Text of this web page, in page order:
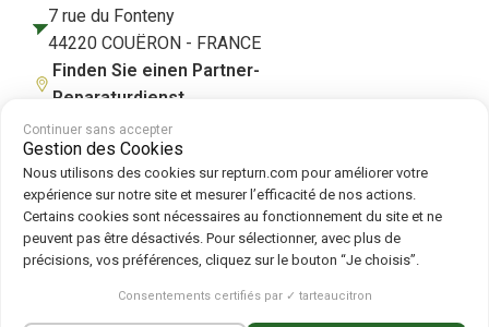
7 rue du Fonteny
44220 COUËRON - FRANCE
Finden Sie einen Partner-
Reparaturdienst
AGB|Impressum|Datenschutzerklärung|Cookies|Cookie-Richtlinie
Folgen Sie uns auf :
Repturn 2026
Continuer sans accepter
Gestion des Cookies
Nous utilisons des cookies sur repturn.com pour améliorer votre
expérience sur notre site et mesurer l’efficacité de nos actions.
Certains cookies sont nécessaires au fonctionnement du site et ne
peuvent pas être désactivés. Pour sélectionner, avec plus de
précisions, vos préférences, cliquez sur le bouton “Je choisis”.
Consentements certifiés par ✓ tarteaucitron